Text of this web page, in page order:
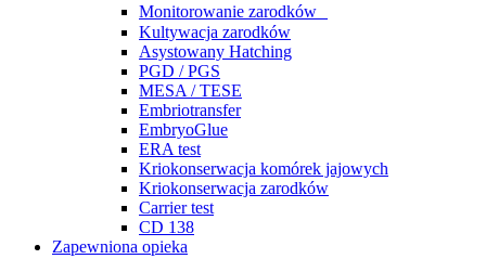
Monitorowanie zarodków
Kultywacja zarodków
Asystowany Hatching
PGD / PGS
MESA / TESE
Embriotransfer
EmbryoGlue
ERA test
Kriokonserwacja komórek jajowych
Kriokonserwacja zarodków
Carrier test
CD 138
Zapewniona opieka